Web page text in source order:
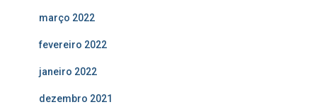
março 2022
fevereiro 2022
janeiro 2022
dezembro 2021